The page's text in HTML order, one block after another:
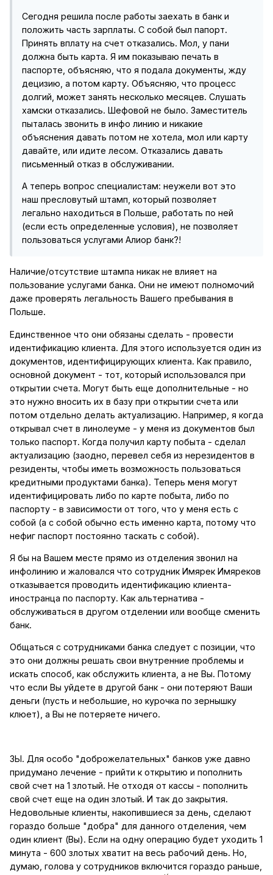
Сегодня решила после работы заехать в банк и
положить часть зарплаты. С собой был папорт.
Принять вплату на счет отказались. Мол, у пани
должна быть карта. Я им показываю печать в
паспорте, объясняю, что я подала документы, жду
децизию, а потом карту. Объясняю, что процесс
долгий, может занять несколько месяцев. Слушать
хамски отказались. Шефовой не было. Заместитель
пыталась звонить в инфо линию и никакие
объяснения давать потом не хотела, мол или карту
давайте, или идите лесом. Отказались давать
письменный отказ в обслуживании.
А теперь вопрос специалистам: неужели вот это
наш пресловутый штамп, который позволяет
легально находиться в Польше, работать по ней
(если есть определенные условия), не позволяет
пользоваться услугами Алиор банк?!
Наличие/отсутствие штампа никак не влияет на
пользование услугами банка. Они не имеют полномочий
даже проверять легальность Вашего пребывания в
Польше.
Единственное что они обязаны сделать - провести
идентификацию клиента. Для этого используется один из
документов, идентифицирующих клиента. Как правило,
основной документ - тот, который использовался при
открытии счета. Могут быть еще дополнительные - но
это нужно вносить их в базу при открытии счета или
потом отдельно делать актуализацию. Например, я когда
открывал счет в линолеуме - у меня из документов был
только паспорт. Когда получил карту побыта - сделал
актуализацию (заодно, перевел себя из нерезидентов в
резиденты, чтобы иметь возможность пользоваться
кредитными продуктами банка). Теперь меня могут
идентифицировать либо по карте побыта, либо по
паспорту - в зависимости от того, что у меня есть с
собой (а с собой обычно есть именно карта, потому что
нефиг паспорт постоянно таскать с собой).
Я бы на Вашем месте прямо из отделения звонил на
инфолинию и жаловался что сотрудник Имярек Имяреков
отказывается проводить идентификацию клиента-
иностранца по паспорту. Как альтернатива -
обслуживаться в другом отделении или вообще сменить
банк.
Общаться с сотрудниками банка следует с позиции, что
это они должны решать свои внутренние проблемы и
искать способ, как обслужить клиента, а не Вы. Потому
что если Вы уйдете в другой банк - они потеряют Ваши
деньги (пусть и небольшие, но курочка по зернышку
клюет), а Вы не потеряете ничего.
ЗЫ. Для особо "доброжелательных" банков уже давно
придумано лечение - прийти к открытию и пополнить
свой счет на 1 злотый. Не отходя от кассы - пополнить
свой счет еще на один злотый. И так до закрытия.
Недовольные клиенты, накопившиеся за день, сделают
гораздо больше "добра" для данного отделения, чем
один клиент (Вы). Если на одну операцию будет уходить 1
минута - 600 злотых хватит на весь рабочий день. Но,
думаю, голова у сотрудников включится гораздо раньше,